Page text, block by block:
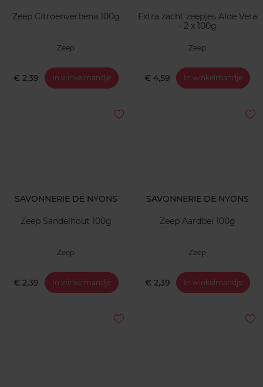
Zeep Citroenverbena 100g
Zeep
€ 2,39 In winkelmandje
Extra zacht zeepjes Aloe Vera
- 2 x 100g
Zeep
€ 4,59 In winkelmandje
SAVONNERIE DE NYONS
Zeep Sandelhout 100g
Zeep
€ 2,39 In winkelmandje
SAVONNERIE DE NYONS
Zeep Aardbei 100g
Zeep
€ 2,39 In winkelmandje